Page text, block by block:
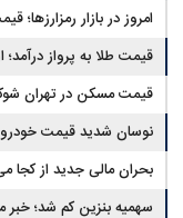
امروز در بازار
قیمت طلا به پرواز درآمد؛ اونس
قیمت مسکن در تهران
نوسان شدید قیمت خودرو؛ تارا ۳۰ میلیون گران
بحران مالی جدید از
سهمیه بنزین کم شد؛ خبر